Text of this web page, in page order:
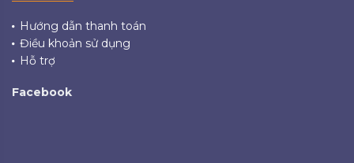
Hướng dẫn thanh toán
Điều khoản sử dụng
Hỗ trợ
Facebook